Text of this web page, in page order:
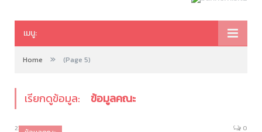
เมนู:
Home » (Page 5)
เรียกดูข้อมูล: ข้อมูลคณะ
23/01/2018 0